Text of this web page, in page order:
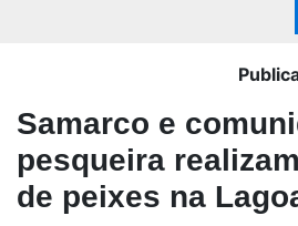
Samarco e
pesqueira
de peixes na